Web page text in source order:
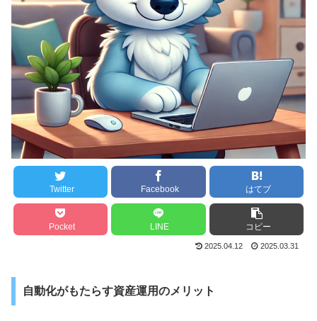
Twitter Facebook はてブ
Pocket LINE コピー
2025.04.12 2025.03.31
自動化がもたらす資産運用のメリット